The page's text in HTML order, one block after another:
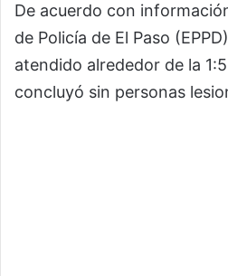
De acuerdo con
de Policía de El Paso
atendido alrededor de la
concluyó sin personas